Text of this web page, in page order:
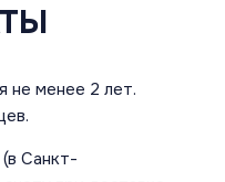
не менее 2 лет.
Санкт-